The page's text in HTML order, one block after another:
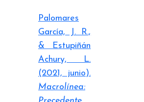
Palomares
García, J. R.,
& Estupiñán
Achury, L.
(2021, junio).
Macrolínea: